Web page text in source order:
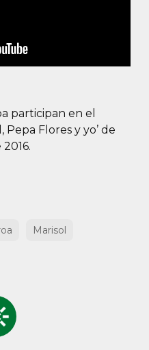
participan en el
Pepa Flores y yo’ de
Marisol